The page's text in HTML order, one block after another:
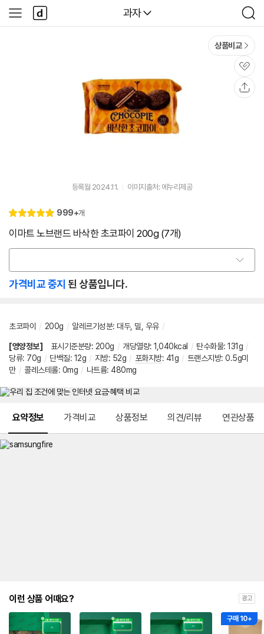
다나와
과자
검
색
사
이
다
나
와
상품비교
관
심
등록월 2024.11. 이미지출처: 에누리제공
별
5.
리
999+개
이마트 노브랜드 바삭한 초코파이 200g (7개)
션
선
가격비교 중지 된 상품입니다.
초코파이 / 200g / 알레르기성분: 대두, 밀 우유 /
[영양정보] 표시기준분량: 200g / 개당열량: 1,040kcal / 탄수화물: 131g /
당류: 70g / 단백질: 12g / 지방: 52g / 포화지방: 41g / 트랜스지방: 0.5g미
만 / 콜레스테롤: 0mg / 나트륨: 480mg
요약정보 가격비교 상품정보 의견/리뷰 연관상품
이런 상품 어때요? 광고
구매 10+